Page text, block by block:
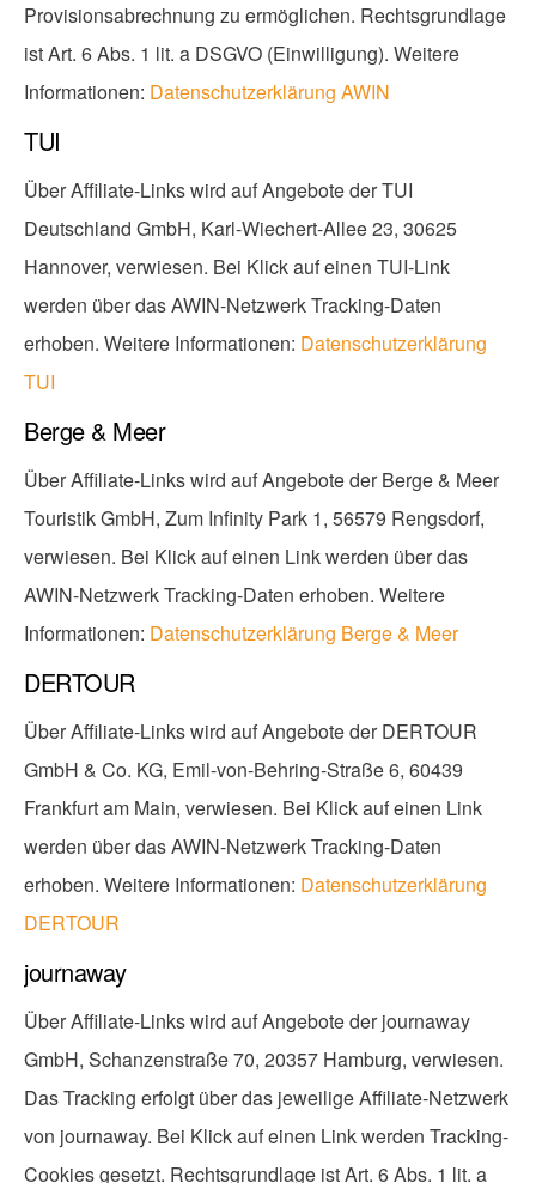
Provisionsabrechnung zu ermöglichen. Rechtsgrundlage
ist Art. 6 Abs. 1 lit. a DSGVO (Einwilligung). Weitere
Informationen: Datenschutzerklärung AWIN
TUI
Über Affiliate-Links wird auf Angebote der TUI
Deutschland GmbH, Karl-Wiechert-Allee 23, 30625
Hannover, verwiesen. Bei Klick auf einen TUI-Link
werden über das AWIN-Netzwerk Tracking-Daten
erhoben. Weitere Informationen: Datenschutzerklärung
TUI
Berge & Meer
Über Affiliate-Links wird auf Angebote der Berge & Meer
Touristik GmbH, Zum Infinity Park 1, 56579 Rengsdorf,
verwiesen. Bei Klick auf einen Link werden über das
AWIN-Netzwerk Tracking-Daten erhoben. Weitere
Informationen: Datenschutzerklärung Berge & Meer
DERTOUR
Über Affiliate-Links wird auf Angebote der DERTOUR
GmbH & Co. KG, Emil-von-Behring-Straße 6, 60439
Frankfurt am Main, verwiesen. Bei Klick auf einen Link
werden über das AWIN-Netzwerk Tracking-Daten
erhoben. Weitere Informationen: Datenschutzerklärung
DERTOUR
journaway
Über Affiliate-Links wird auf Angebote der journaway
GmbH, Schanzenstraße 70, 20357 Hamburg, verwiesen.
Das Tracking erfolgt über das jeweilige Affiliate-Netzwerk
von journaway. Bei Klick auf einen Link werden Tracking-
Cookies gesetzt. Rechtsgrundlage ist Art. 6 Abs. 1 lit. a